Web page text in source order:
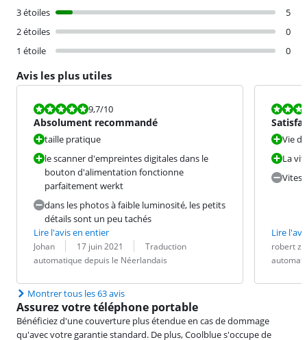
3 étoiles
5
2 étoiles
0
1 étoile
0
Avis les plus utiles
La note est 9,7 sur 10.
9,7/10
Absolument recommandé
taille pratique
le scanner d'empreintes digitales dans le
bouton d'alimentation fonctionne
parfaitement werkt
dans les photos à faible luminosité, les petits
détails sont un peu tachés
Lire l'avis en entier
Évaluation par :
Johan
Date : 17 juin 2021
Traduction :
Traduction
automatique depuis le Néerlandais
La note est
Vie
La
Lire
Évaluation
robert
Date :
Traduction :
Montrer tous les 63 avis
Assurez votre téléphone portable
Bénéficiez d'une couverture plus étendue en cas de dommage
qu'avec votre garantie standard. De plus, Coolblue s'occupe de